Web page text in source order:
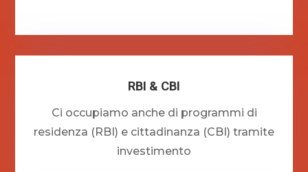
RBI & CBI
Ci occupiamo anche di programmi di
residenza (RBI) e cittadinanza (CBI) tramite
investimento